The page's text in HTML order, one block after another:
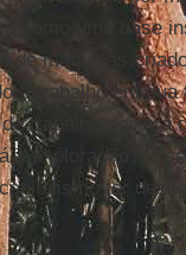
como uma base
de máquinas
o trabalho em sua
trabalho deixará
a exploração? E
ter